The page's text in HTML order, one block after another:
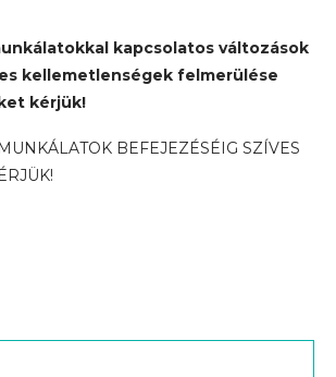
kapcsolatos változások
kellemetlenségek felmerülése
kérjük!
BEFEJEZÉSÉIG SZÍVES